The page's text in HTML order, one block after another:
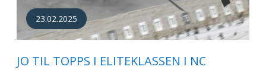
23.02.2025
JO TIL TOPPS I ELITEKLASSEN I NC